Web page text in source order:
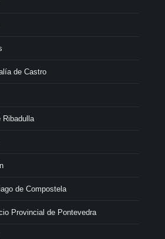
de Castro
Ribadulla
de Compostela
Provincial de Pontevedra